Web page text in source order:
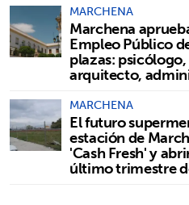
MARCHENA
Marchena
Empleo Público
plazas:
arquitecto,
MARCHENA
El futuro
estación de
'Cash Fresh' y
último trimestre